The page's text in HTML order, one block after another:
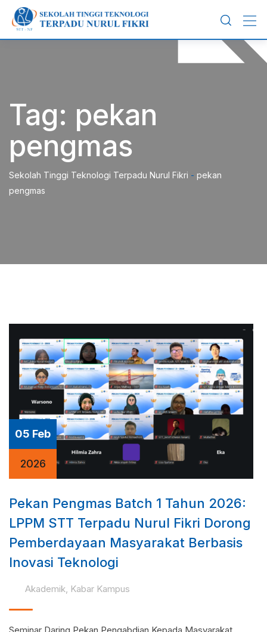
content
Tag: pekan
pengmas
Sekolah Tinggi Teknologi Terpadu Nurul Fikri - pekan
pengmas
05 Feb
2026
Pekan Pengmas Batch 1 Tahun 2026:
LPPM STT Terpadu Nurul Fikri Dorong
Pemberdayaan Masyarakat Berbasis
Inovasi Teknologi
Akademik, Kabar Kampus